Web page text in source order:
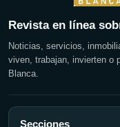
Revista en línea
Noticias, servicios,
viven, trabajan, invierten o
Blanca.
Secciones